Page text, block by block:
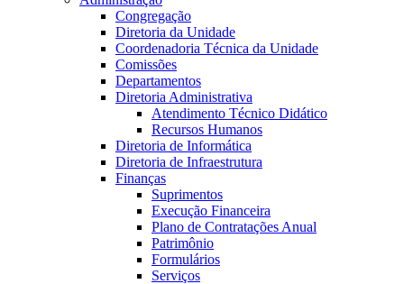
Congregação
Diretoria da Unidade
Coordenadoria Técnica da Unidade
Comissões
Departamentos
Diretoria Administrativa
Atendimento Técnico Didático
Recursos Humanos
Diretoria de Informática
Diretoria de Infraestrutura
Finanças
Suprimentos
Execução Financeira
Plano de Contratações Anual
Patrimônio
Formulários
Serviços